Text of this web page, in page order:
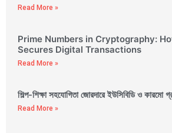
Read More »
Prime Numbers in Cryptography:
Secures Digital Transactions
Read More »
শিল্প-শিক্ষা সহযোগিতা জোরদারে ইউসিবিডি ও কারমো
Read More »